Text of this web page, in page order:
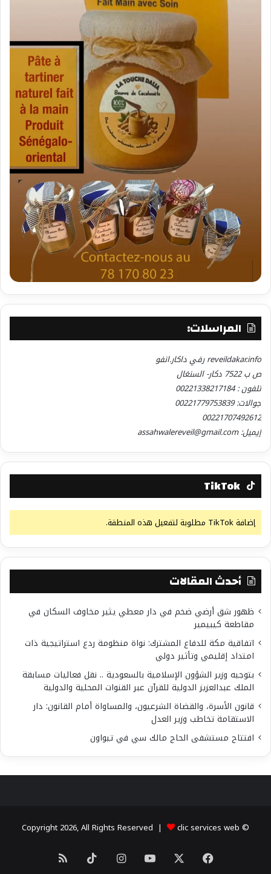
المراسلات:
reveildakar.info رفي داكار.انفو
ص ب 7522 دكار- السنغال
تلفون : 00221338217184
جوالات: 00221779753839
00221707492612
إيميل: assahwalereveil@gmail.com
TikTok
إضافة TikTok مطلوبة لتفعيل هذه المنطقة.
أحدث المقالات
ظهور شق أرضي ضخم في دار معطي يثير مخاوف السكان في
مقاطعة كيبيمير
اتفاقية مكة للدفاع المشترك: نواة منظومة ردع استراتيجية ذات
امتداد إقليمي وتأثير دولي
بتوجيه وزير الشؤون الإسلامية بالسعودية .. نقل فعاليات مسابقة
الملك عبدالعزيز الدولية للقرآن عبر القنوات المحلية والدولية
قانون الأسرة، والقضاة الشرعيون، والمساواة أمام القانون: دار
الاستقامة تخاطب وزير العدل
افتتاح مستشفى الحاج مالك سي في تيواون
© Copyright 2026, All Rights Reserved |
clic services web
فيسبوك يوتيوبانستقرام ‫TikTokملخص